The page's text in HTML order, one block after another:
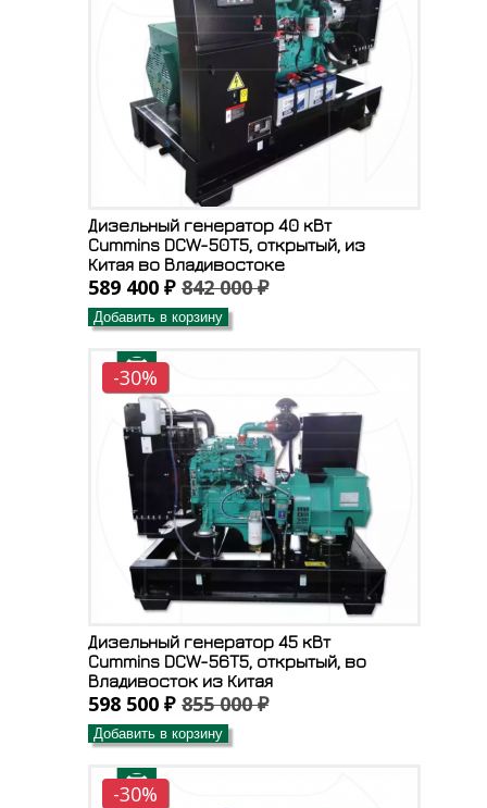
Дизельный генератор 40 кВт
Cummins DCW-50T5, открытый, из
Китая во Владивостоке
589 400 ₽ 842 000 ₽
Добавить в корзину
-30%
Дизельный генератор 45 кВт
Cummins DCW-56T5, открытый, во
Владивосток из Китая
598 500 ₽ 855 000 ₽
Добавить в корзину
-30%